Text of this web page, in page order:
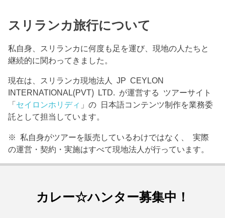
スリランカ旅行について
私自身、スリランカに何度も足を運び、現地の人たちと
継続的に関わってきました。
現在は、スリランカ現地法人 JP CEYLON
INTERNATIONAL(PVT) LTD. が運営する ツアーサイト
「セイロンホリディ 」の 日本語コンテンツ制作を業務委
託として担当しています。
※ 私自身がツアーを販売しているわけではなく、 実際
の運営・契約・実施はすべて現地法人が行っています。
カレー☆ハンター募集中！